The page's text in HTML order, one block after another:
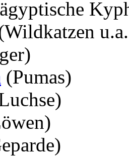
(Pumas)